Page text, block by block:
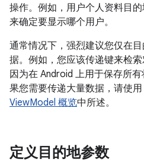
操作。例如，用户个人资料目
来确定要显示哪个用户。
通常情况下，强烈建议您仅在
据。例如，您应该传递键来检
因为在 Android 上用于保存所
果您需要传递大量数据，请使用
ViewModel 概览中所述。
定义目的地参数